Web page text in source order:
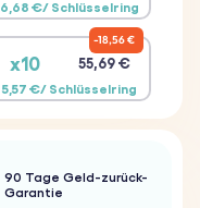
6,68 €/ Schlüsselring
x10 55,69 €
5,57 €/ Schlüsselring
18,56 €
90 Tage Geld-zurück-
Garantie